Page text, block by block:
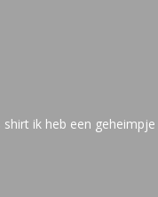
ik heb een geheimpje